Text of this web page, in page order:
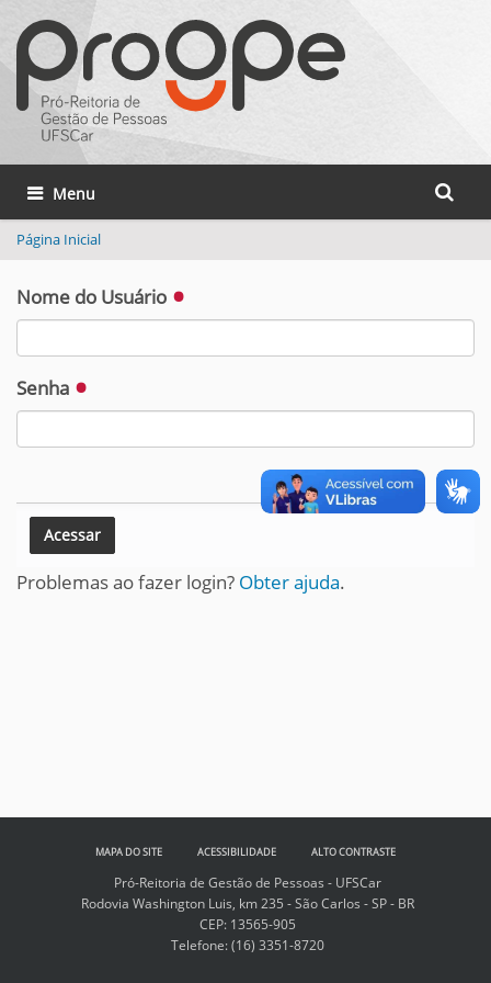
Busca
Busca
Toggle navigation
Página Inicial
Nome do Usuário
Senha
Problemas ao fazer login? Obter ajuda.
MAPA DO SITE ACESSIBILIDADE ALTO CONTRASTE
Pró-Reitoria de Gestão de Pessoas - UFSCar
Rodovia Washington Luis, km 235 - São Carlos - SP - BR
CEP: 13565-905
Telefone:(16) 3351-8720